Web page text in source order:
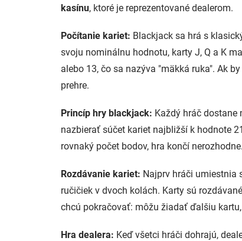
kasínu, ktoré je reprezentované dealerom.
Počítanie kariet: Blackjack sa hrá s
svoju nominálnu hodnotu, karty J, Q a K
alebo 13, čo sa nazýva "mäkká ruka". Ak
prehre.
Princíp hry blackjack: Každý hráč dostane
nazbierať súčet kariet najbližší k hodnote
rovnaký počet bodov, hra končí nerozhodne.
Rozdávanie kariet: Najprv hráči umiestnia
ručičiek v dvoch kolách. Karty sú
chcú pokračovať: môžu žiadať ďalšiu
Hra dealera: Keď všetci hráči dohrajú,